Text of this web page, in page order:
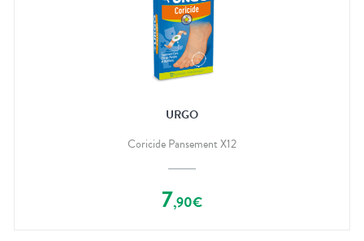
URGO
Coricide Pansement X12
7,90€